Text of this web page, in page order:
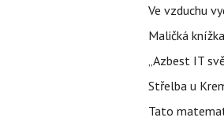
Ve vzduchu
Maličká
„Azbest IT
Střelba u
Tato